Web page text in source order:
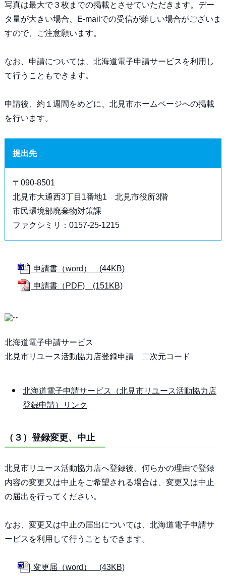
写真は最大で３枚までの掲載とさせていただきます。デー
タ量が大きい場合、E-mailでの受信が難しい場合がございま
すので、ご注意願います。
なお、申請については、北海道電子申請サービスを利用し
て行うこともできます。
申請後、約１週間をめどに、北見市ホームページへの掲載
を行います。
提出先
〒090-8501
北見市大通西3丁目1番地1 北見市役所3階
市民環境部廃棄物対策課
ファクシミリ：0157-25-1215
申請書（word） (44KB)
申請書（PDF) (151KB)
北海道電子申請サービス
北見市リユース活動協力店登録申請 二次元コード
北海道電子申請サービス（北見市リユース活動協力店
登録申請）リンク
（３）登録変更、中止
北見市リユース活動協力店へ登録後、何らかの理由で登録
内容の変更又は中止をご希望される場合は、変更又は中止
の届出を行ってください。
なお、変更又は中止の届出については、北海道電子申請サ
ービスを利用して行うこともできます。
変更届（word） (43KB)